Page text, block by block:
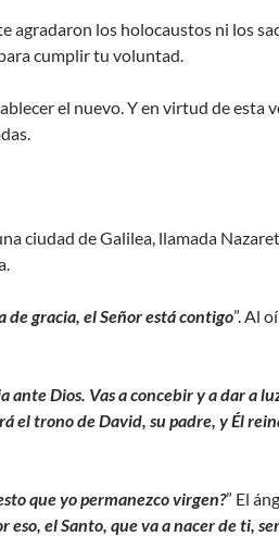
los holocaustos ni los
cumplir tu voluntad.
el nuevo. Y en virtud de
ciudad de Galilea, llamada
de gracia, el Señor está contigo”. Al
Dios. Vas a concebir y a dar a
trono de David, su padre, y Él
que yo permanezco virgen?” El
el Santo, que va a nacer de ti,